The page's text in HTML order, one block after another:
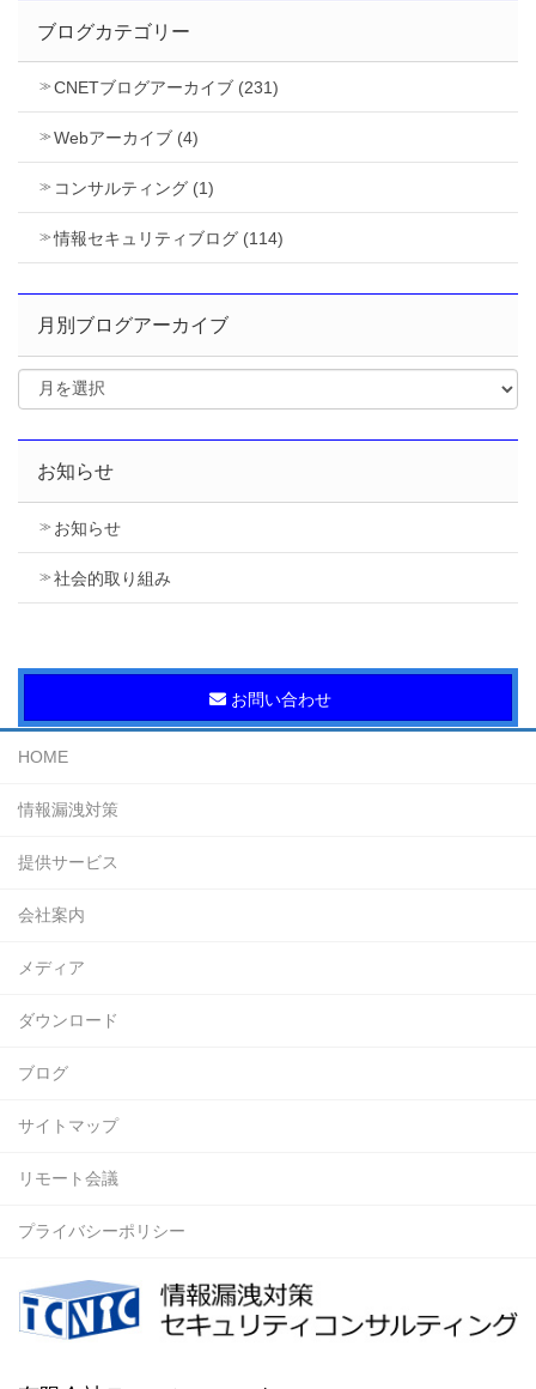
ブログカテゴリー
CNETブログアーカイブ (231)
Webアーカイブ (4)
コンサルティング (1)
情報セキュリティブログ (114)
月別ブログアーカイブ
お知らせ
お知らせ
社会的取り組み
お問い合わせ
HOME
情報漏洩対策
提供サービス
会社案内
メディア
ダウンロード
ブログ
サイトマップ
リモート会議
プライバシーポリシー